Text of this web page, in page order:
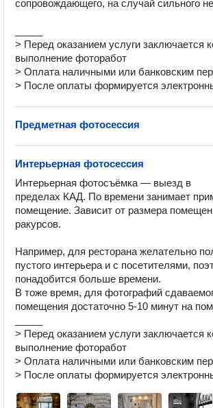
сопровождающего, на случай сильного
> Перед оказанием услуги заключается
выполнение фоторабот
> Оплата наличными или банковским
> После оплаты формируется
Предметная фотосессия
Интерьерная фотосессия
Интерьерная фотосъёмка — выезд в
пределах КАД. По времени занимает
помещение. Зависит от размера
ракурсов.
Например, для ресторана желательно
пустого интерьера и с посетителями,
понадобится больше времени.
В тоже время, для фотографий
помещения достаточно 5-10 минут на
> Перед оказанием услуги заключается
выполнение фоторабот
> Оплата наличными или банковским
> После оплаты формируется